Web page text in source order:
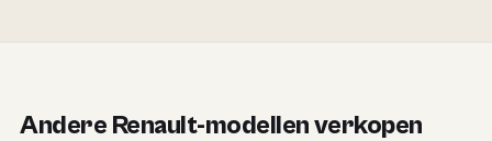
Andere Renault-modellen verkopen